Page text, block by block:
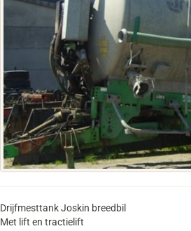
Drijfmesttank Joskin breedbil
Met lift en tractielift